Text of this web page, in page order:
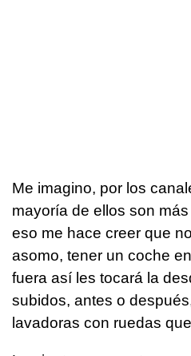
Me imagino, por los
mayoría de ellos son
eso me hace creer que
asomo, tener un coche
fuera así les tocará la
subidos, antes o
lavadoras con ruedas